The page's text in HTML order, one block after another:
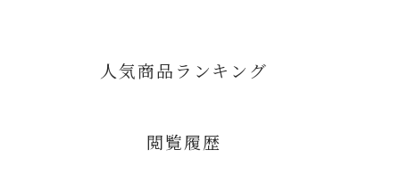
人気商品ランキング
閲覧履歴